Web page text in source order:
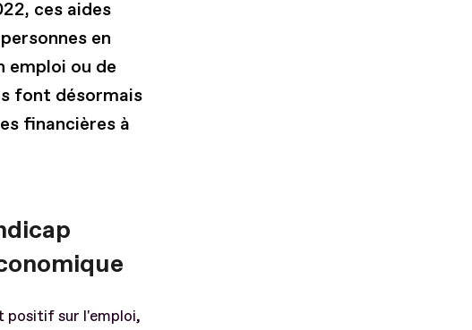
ces aides
en
emploi ou de
font désormais
financières à
positif sur l'emploi,